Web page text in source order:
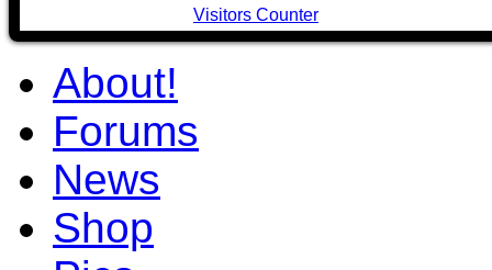
Visitors Counter
About!
Forums
News
Shop